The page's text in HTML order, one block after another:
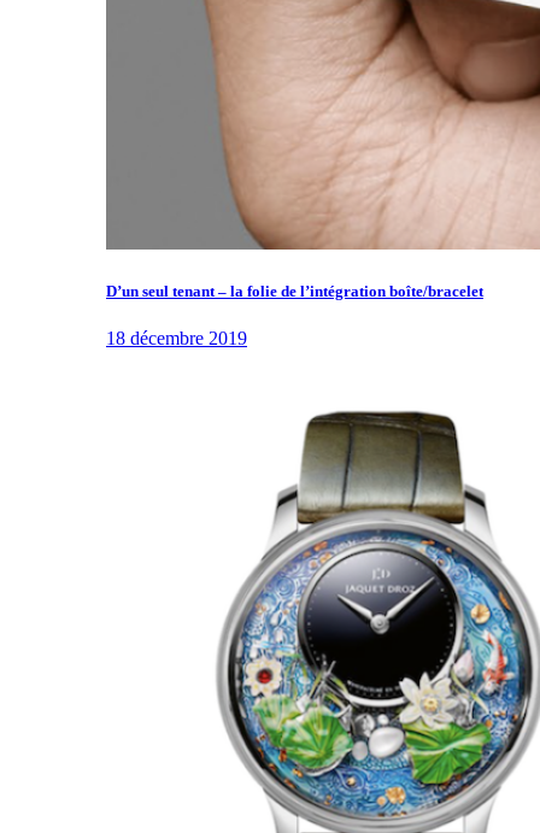
D’un seul tenant – la folie de l’intégration boîte/bracelet
18 décembre 2019